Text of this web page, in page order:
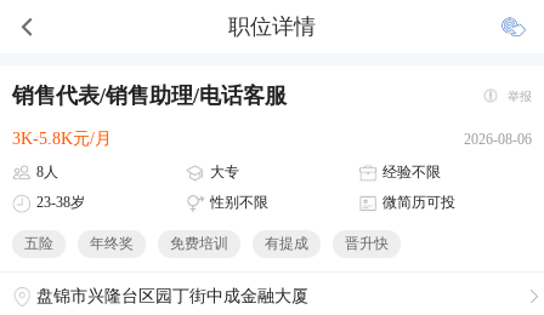
职位详情
销售代表/销售助理/电话客服 举报
3K-5.8K元/月
2026-08-06
8人
大专
经验不限
23-38岁
性别不限 微简历可投
五险 年终奖 免费培训 有提成 晋升快
盘锦市兴隆台区园丁街中成金融大厦